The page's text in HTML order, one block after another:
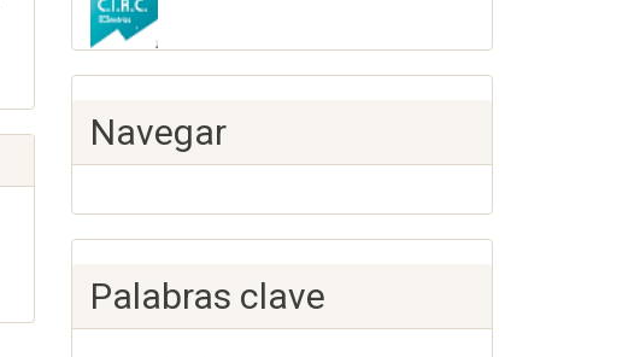
Navegar
Palabras clave